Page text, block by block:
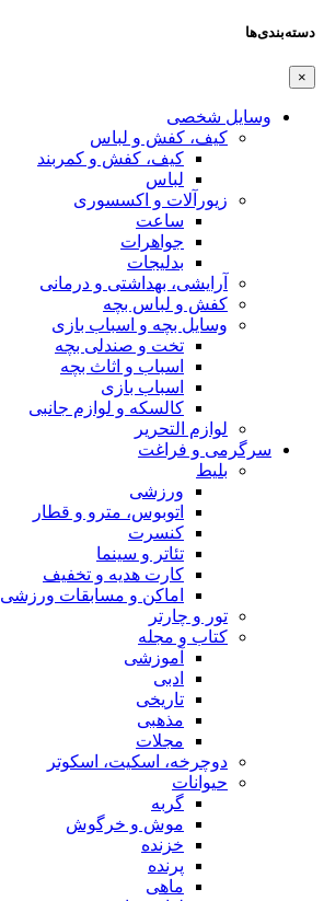
دسته‌بندی‌ها
×
وسایل شخصی
کیف، کفش و لباس
کیف، کفش و کمربند
لباس
زیورآلات و اکسسوری
ساعت
جواهرات
بدلیجات
آرایشی، بهداشتی و درمانی
کفش و لباس بچه
وسایل بچه و اسباب بازی
تخت و صندلی بچه
اسباب و اثاث بچه
اسباب بازی
کالسکه و لوازم جانبی
لوازم التحریر
سرگرمی و فراغت
بلیط
ورزشی
اتوبوس، مترو و قطار
کنسرت
تئاتر و سینما
کارت هدیه و تخفیف
اماکن و مسابقات ورزشی
تور و چارتر
کتاب و مجله
آموزشی
ادبی
تاریخی
مذهبی
مجلات
دوچرخه، اسکیت، اسکوتر
حیوانات
گربه
موش و خرگوش
خزنده
پرنده
ماهی